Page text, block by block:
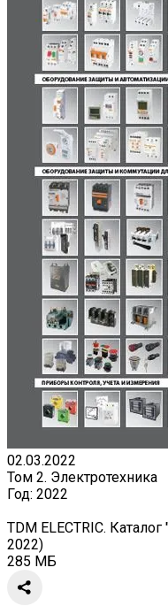
02.03.2022
Том 2. Электротехника
Год: 2022
TDM ELECTRIC.
2022)
285 МБ